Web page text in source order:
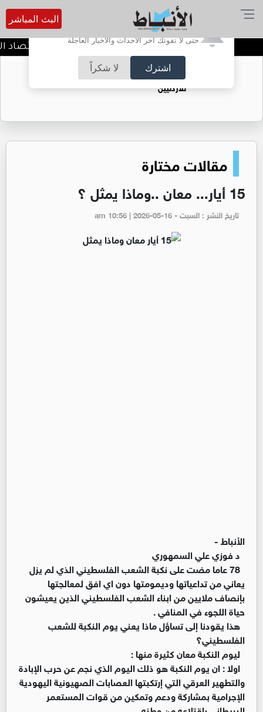
أترغب في تفعيل الإشعارات؟
حتى لا تفوتك آخر الأحداث والأخبار العاجلة
اشترك لا شكراً
البث المباشر
وزير المياه والري ووزير
حقل الريشة حين يتحول الغاز إلى فرص عمل
للأردنيين
مقالات مختارة
15 أيار... معان ..وماذا يمثل ؟
تاريخ النشر : السبت - am 10:56 | 2026-05-16
الأنباط -
د فوزي علي السمهوري
78 عاما مضت على نكبة الشعب الفلسطيني الذي لم يزل
يعاني من تداعياتها وديمومتها دون اي افق لمعالجتها
بإنصاف ملايين من ابناء الشعب الفلسطيني الذين يعيشون
حياة اللجوء في المنافي .
هذا يقودنا إلى تساؤل ماذا يعني يوم النكبة للشعب
الفلسطيني؟
ليوم النكبة معان كثيرة منها :
اولا : ان يوم النكبة هو ذلك اليوم الذي نجم عن حرب الإبادة
والتطهير العرقي التي إرتكبتها العصابات الصهيونية اليهودية
الإجرامية بمشاركة ودعم وتمكين من قوات المستعمر